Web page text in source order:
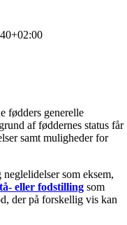
fødders generelle
af føddernes status får
samt muligheder for
som eksem,
eller fodstilling som
der på forskellig vis kan